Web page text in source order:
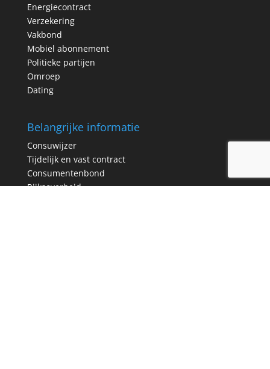
Energiecontract
Verzekering
Vakbond
Mobiel abonnement
Politieke partijen
Omroep
Dating
Belangrijke informatie
Consuwijzer
Tijdelijk en vast contract
Consumentenbond
Rijksoverheid